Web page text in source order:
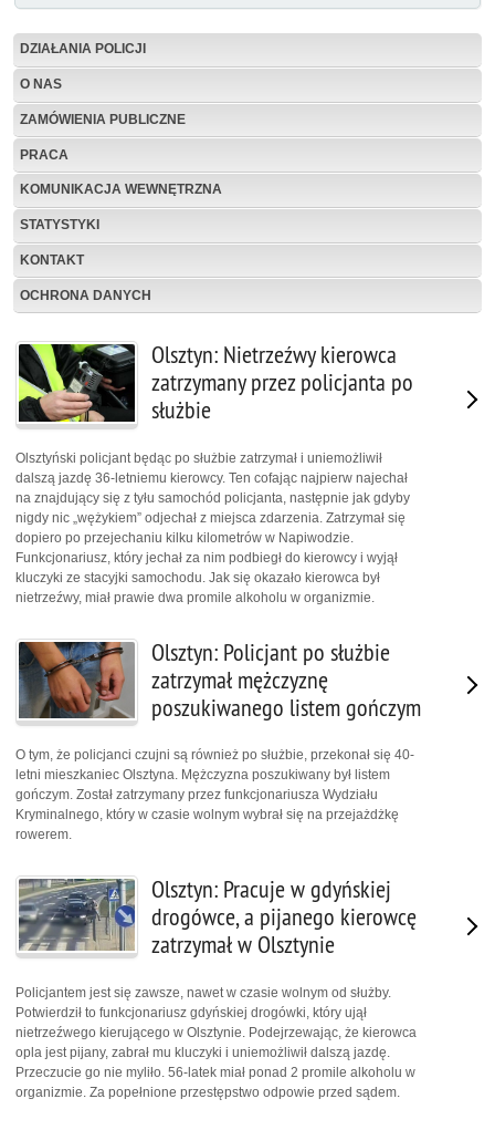
DZIAŁANIA POLICJI
O NAS
ZAMÓWIENIA PUBLICZNE
PRACA
KOMUNIKACJA WEWNĘTRZNA
STATYSTYKI
KONTAKT
OCHRONA DANYCH
Olsztyn: Nietrzeźwy kierowca
zatrzymany przez policjanta po
służbie
Olsztyński policjant będąc po służbie zatrzymał i uniemożliwił
dalszą jazdę 36-letniemu kierowcy. Ten cofając najpierw najechał
na znajdujący się z tyłu samochód policjanta, następnie jak gdyby
nigdy nic „wężykiem” odjechał z miejsca zdarzenia. Zatrzymał się
dopiero po przejechaniu kilku kilometrów w Napiwodzie.
Funkcjonariusz, który jechał za nim podbiegł do kierowcy i wyjął
kluczyki ze stacyjki samochodu. Jak się okazało kierowca był
nietrzeźwy, miał prawie dwa promile alkoholu w organizmie.
Olsztyn: Policjant po służbie
zatrzymał mężczyznę
poszukiwanego listem gończym
O tym, że policjanci czujni są również po służbie, przekonał się 40-
letni mieszkaniec Olsztyna. Mężczyzna poszukiwany był listem
gończym. Został zatrzymany przez funkcjonariusza Wydziału
Kryminalnego, który w czasie wolnym wybrał się na przejażdżkę
rowerem.
Olsztyn: Pracuje w gdyńskiej
drogówce, a pijanego kierowcę
zatrzymał w Olsztynie
Policjantem jest się zawsze, nawet w czasie wolnym od służby.
Potwierdził to funkcjonariusz gdyńskiej drogówki, który ujął
nietrzeźwego kierującego w Olsztynie. Podejrzewając, że kierowca
opla jest pijany, zabrał mu kluczyki i uniemożliwił dalszą jazdę.
Przeczucie go nie myliło. 56-latek miał ponad 2 promile alkoholu w
organizmie. Za popełnione przestępstwo odpowie przed sądem.